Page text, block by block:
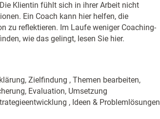
Klientin fühlt sich in ihrer Arbeit nicht
Ein Coach kann hier helfen, die
zu reflektieren. Im Laufe weniger Coaching-
wie das gelingt, lesen Sie hier.
Zielfindung , Themen bearbeiten,
Evaluation, Umsetzung
, Ideen & Problemlösungen